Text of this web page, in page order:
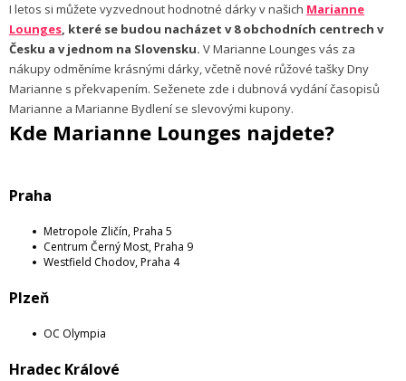
I letos si můžete vyzvednout hodnotné dárky v našich Marianne
Lounges, které se budou nacházet v 8 obchodních centrech v
Česku a v jednom na Slovensku. V Marianne Lounges vás za
nákupy odměníme krásnými dárky, včetně nové růžové tašky Dny
Marianne s překvapením. Seženete zde i dubnová vydání časopisů
Marianne a Marianne Bydlení se slevovými kupony.
Kde Marianne Lounges najdete?
Praha
Metropole Zličín, Praha 5
Centrum Černý Most, Praha 9
Westfield Chodov, Praha 4
Plzeň
OC Olympia
Hradec Králové